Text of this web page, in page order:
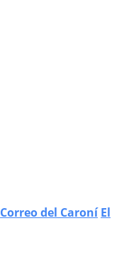
Correo del Caroní El